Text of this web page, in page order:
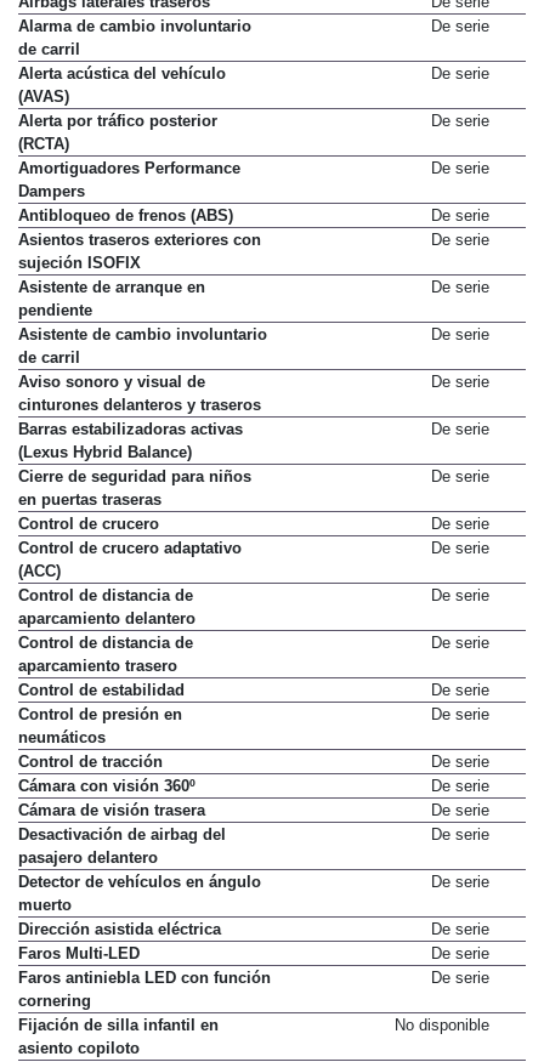
Alarma de cambio involuntario
de carril
De serie
Alerta acústica del vehículo
(AVAS)
De serie
Alerta por tráfico posterior
(RCTA)
De serie
Amortiguadores Performance
Dampers
De serie
Antibloqueo de frenos (ABS)
De serie
Asientos traseros exteriores con
sujeción ISOFIX
De serie
Asistente de arranque en
pendiente
De serie
Asistente de cambio involuntario
de carril
De serie
Aviso sonoro y visual de
cinturones delanteros y traseros
De serie
Barras estabilizadoras activas
(Lexus Hybrid Balance)
De serie
Cierre de seguridad para niños
en puertas traseras
De serie
Control de crucero
De serie
Control de crucero adaptativo
(ACC)
De serie
Control de distancia de
aparcamiento delantero
De serie
Control de distancia de
aparcamiento trasero
De serie
Control de estabilidad
De serie
Control de presión en
neumáticos
De serie
Control de tracción
De serie
Cámara con visión 360º
De serie
Cámara de visión trasera
De serie
Desactivación de airbag del
pasajero delantero
De serie
Detector de vehículos en ángulo
muerto
De serie
Dirección asistida eléctrica
De serie
Faros Multi-LED
De serie
Faros antiniebla LED con función
cornering
De serie
Fijación de silla infantil en
asiento copiloto
No disponible